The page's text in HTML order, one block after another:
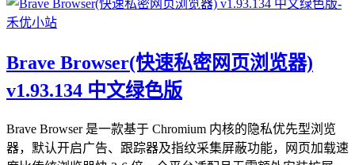
Brave Browser(快速私密网页浏览器)
v1.93.134 中文绿色版
Brave Browser 是一款基于 Chromium 内核的隐私优先型浏览
器，默认开启广告、跟踪器及指纹采集屏蔽功能，网页加载速